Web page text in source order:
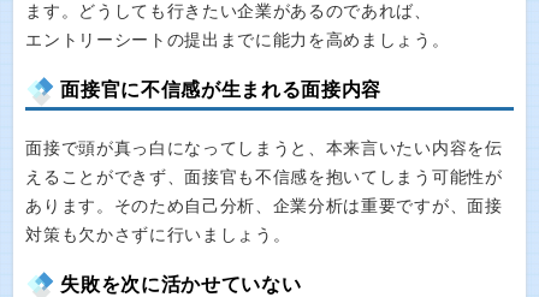
ます。どうしても行きたい企業があるのであれば、
エントリーシートの提出までに能力を高めましょう。
面接官に不信感が生まれる面接内容
面接で頭が真っ白になってしまうと、本来言いたい内容を伝
えることができず、面接官も不信感を抱いてしまう可能性が
あります。そのため自己分析、企業分析は重要ですが、面接
対策も欠かさずに行いましょう。
失敗を次に活かせていない